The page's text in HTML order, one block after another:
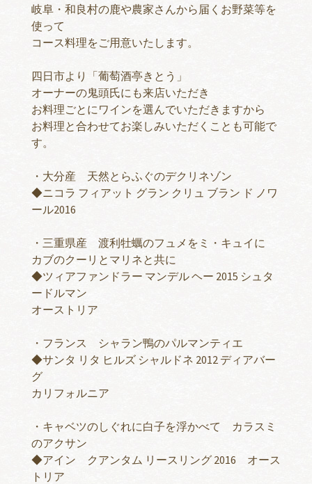
岐阜・和良村の鹿や農家さんから届くお野菜等を
使って
コース料理をご用意いたします。
四日市より「葡萄酒亭きとう」
オーナーの鬼頭氏にも来店いただき
お料理ごとにワインを選んでいただきますから
お料理と合わせてお楽しみいただくことも可能で
す。
・大分産 天然とらふぐのデクリネゾン
◆ニコラ フィアット グラン クリュ ブラン ド ノワ
ール2016
・三重県産 渡利牡蠣のフュメをミ・キュイに
カブのクーリとマリネと共に
◆ツィアファンドラー マンデル ヘー 2015 シュタ
ードルマン
オーストリア
・フランス シャラン鴨のパルマンティエ
◆サンタ リタ ヒルズ シャルドネ 2012 ディアバー
グ
カリフォルニア
・キャベツのしぐれに白子を浮かべて カラスミ
のアクサン
◆アイン クアンタム リースリング 2016 オース
トリア